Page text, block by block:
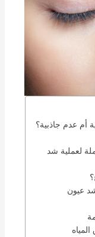
أم عدم جاذبية؟
لعملية شد
عيون